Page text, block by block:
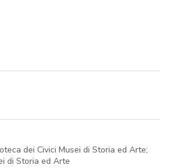
dei Civici Musei di Storia ed Arte;
di Storia ed Arte